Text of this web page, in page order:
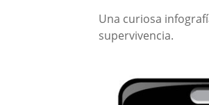
Una curiosa
supervivencia.